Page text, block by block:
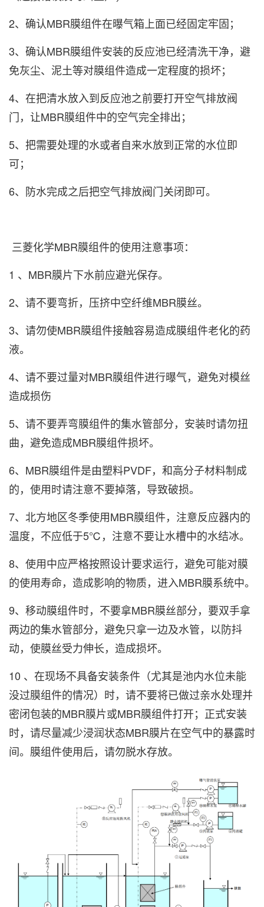
2、确认MBR膜组件在曝气箱上面已经固定牢固；
3、确认MBR膜组件安装的反应池已经清洗干净，避
免灰尘、泥土等对膜组件造成一定程度的损坏；
4、在把清水放入到反应池之前要打开空气排放阀
门，让MBR膜组件中的空气完全排出；
5、把需要处理的水或者自来水放到正常的水位即
可；
6、防水完成之后把空气排放阀门关闭即可。
三菱化学MBR膜组件的使用注意事项：
1 、MBR膜片下水前应避光保存。
2、请不要弯折，压挤中空纤维MBR膜丝。
3、请勿使MBR膜组件接触容易造成膜组件老化的药
液。
4、请不要过量对MBR膜组件进行曝气，避免对模丝
造成损伤
5、请不要弄弯膜组件的集水管部分，安装时请勿扭
曲，避免造成MBR膜组件损坏。
6、MBR膜组件是由塑料PVDF，和高分子材料制成
的，使用时请注意不要掉落，导致破损。
7、北方地区冬季使用MBR膜组件，注意反应器内的
温度，不应低于5℃，注意不要让水槽中的水结冰。
8、使用中应严格按照设计要求运行，避免可能对膜
的使用寿命，造成影响的物质，进入MBR膜系统中。
9、移动膜组件时，不要拿MBR膜丝部分，要双手拿
两边的集水管部分，避免只拿一边及水管，以防抖
动，使膜丝受力伸长，造成损坏。
10 、在现场不具备安装条件（尤其是池内水位未能
没过膜组件的情况）时，请不要将已做过亲水处理并
密闭包装的MBR膜片或MBR膜组件打开；正式安装
时，请尽量减少浸润状态MBR膜片在空气中的暴露时
间。膜组件使用后，请勿脱水存放。